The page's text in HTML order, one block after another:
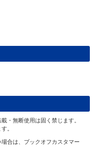
・無断使用は固く禁じます。
。
合は、ブックオフカスタマー